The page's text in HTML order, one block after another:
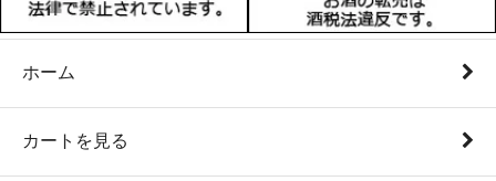
ホーム
カートを見る